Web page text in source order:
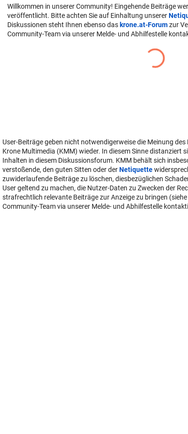
Willkommen in unserer Community! Eingehende Beiträge
veröffentlicht. Bitte achten Sie auf Einhaltung unserer
Diskussionen steht Ihnen ebenso das krone.at-Forumzur
Community-Team via unserer Melde- und Abhilfestelle
User-Beiträge geben nicht notwendigerweise die Meinung
Krone Multimedia (KMM) wieder. In diesem Sinne distanziert
Inhalten in diesem Diskussionsforum. KMM behält sich
verstoßende, den guten Sitten oder derNetiquette
zuwiderlaufende Beiträge zu löschen, diesbezüglichen
User geltend zu machen, die Nutzer-Daten zu Zwecken der
strafrechtlich relevante Beiträge zur Anzeige zu bringen
Community-Team via unserer Melde- und Abhilfestelle